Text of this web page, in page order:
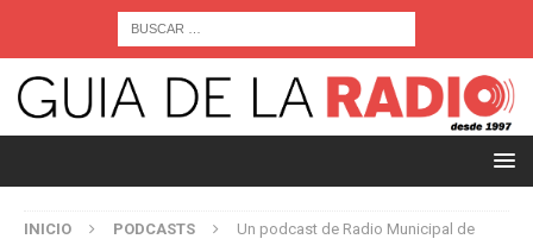
INICIO PODCASTS
Un podcast de Radio Municipal de